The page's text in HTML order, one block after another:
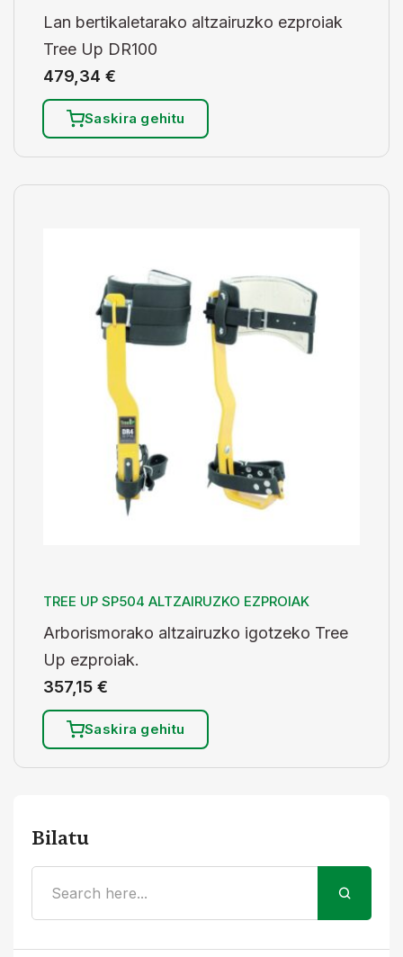
Lan bertikaletarako altzairuzko ezproiak
Tree Up DR100
479,34 €
Saskira gehitu
TREE UP SP504 ALTZAIRUZKO EZPROIAK
Arborismorako altzairuzko igotzeko Tree
Up ezproiak.
357,15 €
Saskira gehitu
Bilatu